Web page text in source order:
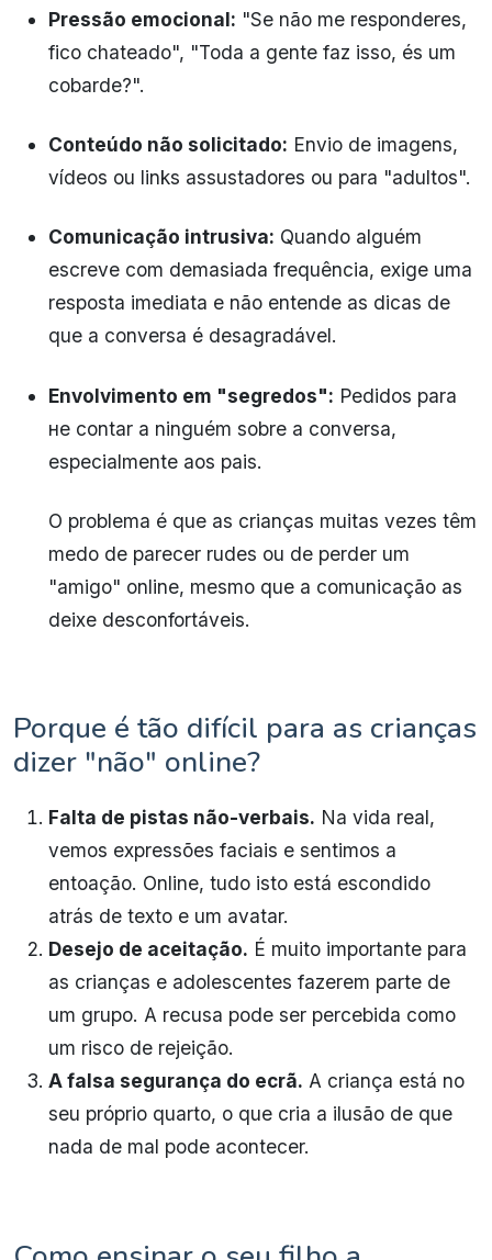
Pressão emocional: "Se não me responderes,
fico chateado", "Toda a gente faz isso, és um
cobarde?".
Conteúdo não solicitado: Envio de imagens,
vídeos ou links assustadores ou para "adultos".
Comunicação intrusiva: Quando alguém
escreve com demasiada frequência, exige uma
resposta imediata e não entende as dicas de
que a conversa é desagradável.
Envolvimento em "segredos": Pedidos para
не contar a ninguém sobre a conversa,
especialmente aos pais.
O problema é que as crianças muitas vezes têm
medo de parecer rudes ou de perder um
"amigo" online, mesmo que a comunicação as
deixe desconfortáveis.
Porque é tão difícil para as crianças
dizer "não" online?
Falta de pistas não-verbais. Na vida real,
vemos expressões faciais e sentimos a
entoação. Online, tudo isto está escondido
atrás de texto e um avatar.
Desejo de aceitação. É muito importante para
as crianças e adolescentes fazerem parte de
um grupo. A recusa pode ser percebida como
um risco de rejeição.
A falsa segurança do ecrã. A criança está no
seu próprio quarto, o que cria a ilusão de que
nada de mal pode acontecer.